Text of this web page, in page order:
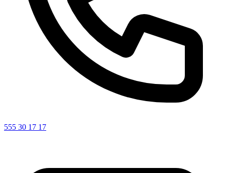
555 30 17 17